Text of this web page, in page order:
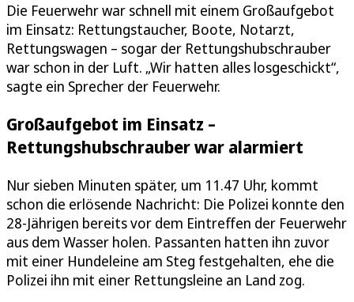
Die Feuerwehr war schnell mit einem Großaufgebot
im Einsatz: Rettungstaucher, Boote, Notarzt,
Rettungswagen – sogar der Rettungshubschrauber
war schon in der Luft. „Wir hatten alles losgeschickt“,
sagte ein Sprecher der Feuerwehr.
Großaufgebot im Einsatz –
Rettungshubschrauber war alarmiert
Nur sieben Minuten später, um 11.47 Uhr, kommt
schon die erlösende Nachricht: Die Polizei konnte den
28-Jährigen bereits vor dem Eintreffen der Feuerwehr
aus dem Wasser holen. Passanten hatten ihn zuvor
mit einer Hundeleine am Steg festgehalten, ehe die
Polizei ihn mit einer Rettungsleine an Land zog.